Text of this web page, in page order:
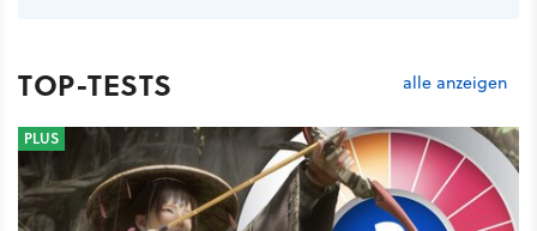
TOP-TESTS alle anzeigen
PLUS